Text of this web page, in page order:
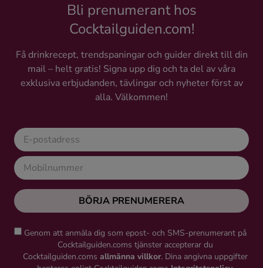
Bli prenumerant hos
Cocktailguiden.com!
Få drinkrecept, trendspaningar och guider direkt till din
mail – helt gratis! Signa upp dig och ta del av våra
exklusiva erbjudanden, tävlingar och nyheter först av
alla. Välkommen!
BÖRJA PRENUMERERA
Genom att anmäla dig som epost- och SMS-prenumerant på
Cocktailguiden.coms tjänster accepterar du
Cocktailguiden.coms allmänna villkor. Dina angivna uppgifter